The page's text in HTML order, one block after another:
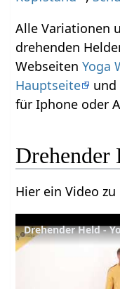
Alle Variationen
drehenden
WebseitenYoga
Hauptseite
für Iphone oder
Drehender
Hier ein Video
Drehender Held -